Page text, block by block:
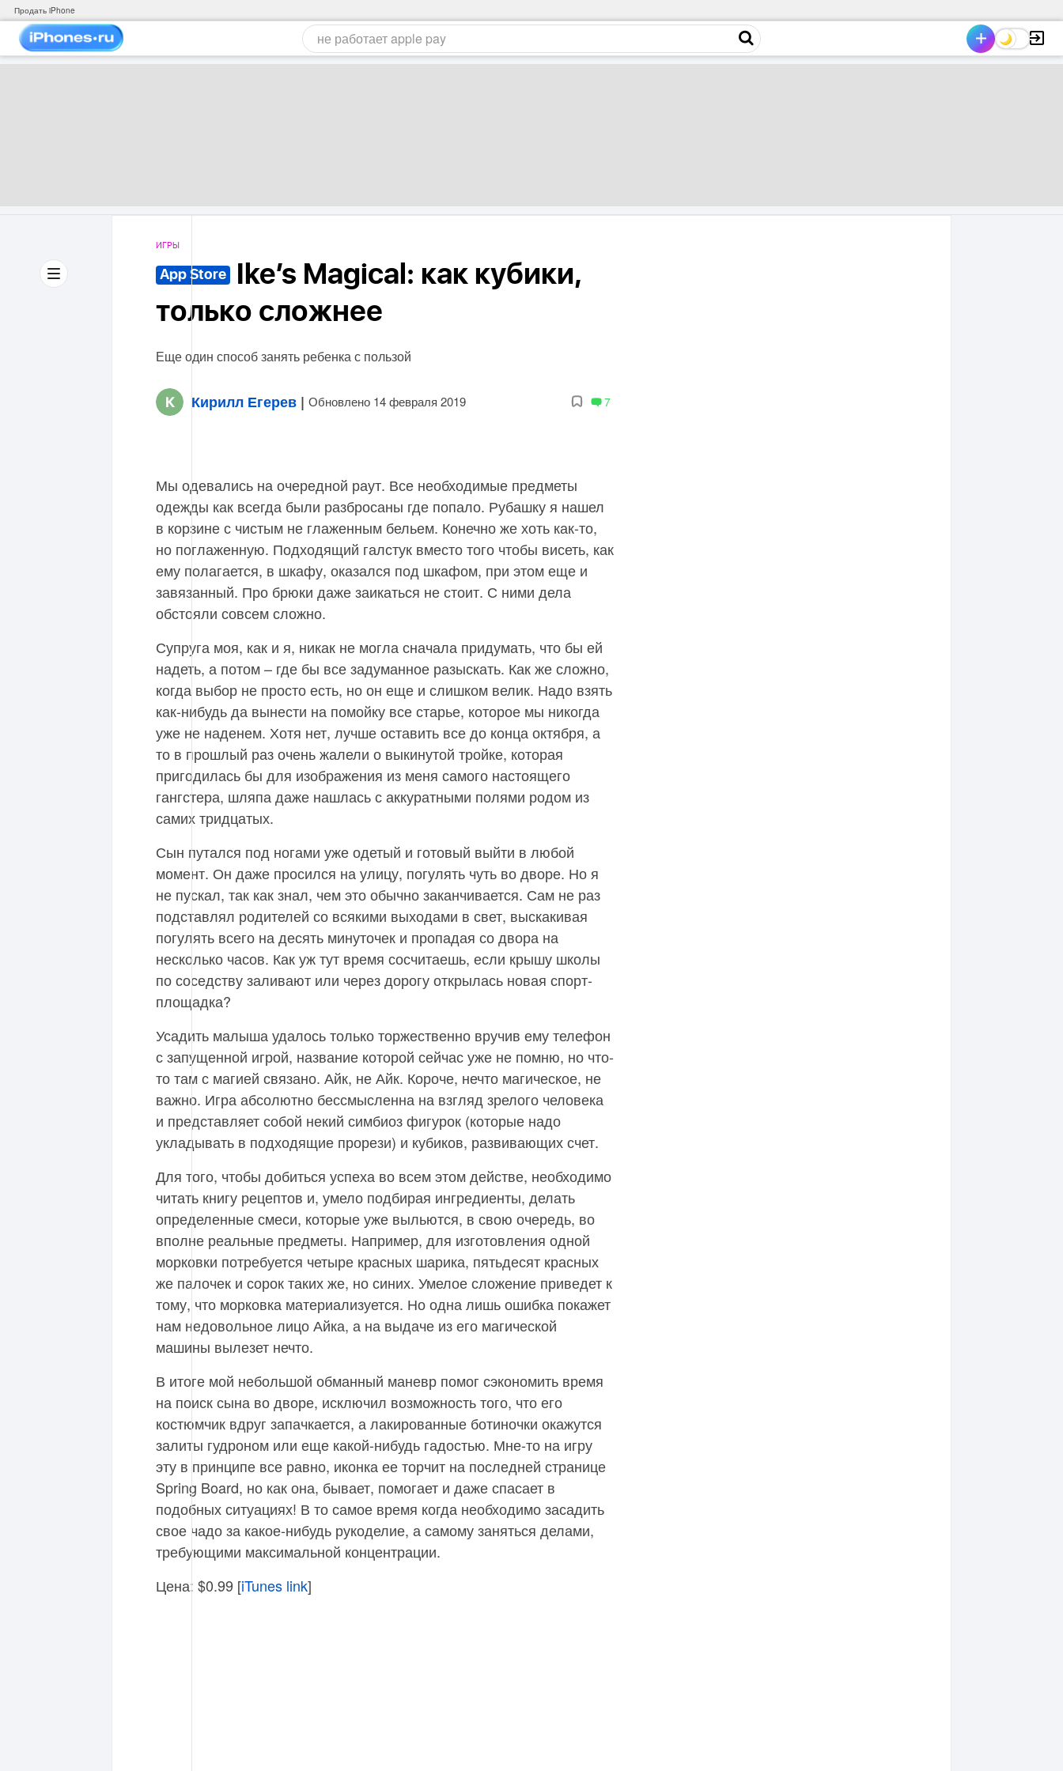
Продать iPhone
ИГРЫ
App Store
Ike’s Magical: как кубики,
только сложнее
Еще один способ занять ребенка с пользой
Кирилл Егерев | Обновлено 14 февраля 2019 7
Мы одевались на очередной раут. Все необходимые предметы
одежды как всегда были разбросаны где попало. Рубашку я нашел
в корзине с чистым не глаженным бельем. Конечно же хоть как-то,
но поглаженную. Подходящий галстук вместо того чтобы висеть, как
ему полагается, в шкафу, оказался под шкафом, при этом еще и
завязанный. Про брюки даже заикаться не стоит. С ними дела
обстояли совсем сложно.
Супруга моя, как и я, никак не могла сначала придумать, что бы ей
надеть, а потом – где бы все задуманное разыскать. Как же сложно,
когда выбор не просто есть, но он еще и слишком велик. Надо взять
как-нибудь да вынести на помойку все старье, которое мы никогда
уже не наденем. Хотя нет, лучше оставить все до конца октября, а
то в прошлый раз очень жалели о выкинутой тройке, которая
пригодилась бы для изображения из меня самого настоящего
гангстера, шляпа даже нашлась с аккуратными полями родом из
самих тридцатых.
Сын путался под ногами уже одетый и готовый выйти в любой
момент. Он даже просился на улицу, погулять чуть во дворе. Но я
не пускал, так как знал, чем это обычно заканчивается. Сам не раз
подставлял родителей со всякими выходами в свет, выскакивая
погулять всего на десять минуточек и пропадая со двора на
несколько часов. Как уж тут время сосчитаешь, если крышу школы
по соседству заливают или через дорогу открылась новая спорт-
площадка?
Усадить малыша удалось только торжественно вручив ему телефон
с запущенной игрой, название которой сейчас уже не помню, но что-
то там с магией связано. Айк, не Айк. Короче, нечто магическое, не
важно. Игра абсолютно бессмысленна на взгляд зрелого человека
и представляет собой некий симбиоз фигурок (которые надо
укладывать в подходящие прорези) и кубиков, развивающих счет.
Для того, чтобы добиться успеха во всем этом действе, необходимо
читать книгу рецептов и, умело подбирая ингредиенты, делать
определенные смеси, которые уже выльются, в свою очередь, во
вполне реальные предметы. Например, для изготовления одной
морковки потребуется четыре красных шарика, пятьдесят красных
же палочек и сорок таких же, но синих. Умелое сложение приведет к
тому, что морковка материализуется. Но одна лишь ошибка покажет
нам недовольное лицо Айка, а на выдаче из его магической
машины вылезет нечто.
В итоге мой небольшой обманный маневр помог сэкономить время
на поиск сына во дворе, исключил возможность того, что его
костюмчик вдруг запачкается, а лакированные ботиночки окажутся
залиты гудроном или еще какой-нибудь гадостью. Мне-то на игру
эту в принципе все равно, иконка ее торчит на последней странице
Spring Board, но как она, бывает, помогает и даже спасает в
подобных ситуациях! В то самое время когда необходимо засадить
свое чадо за какое-нибудь рукоделие, а самому заняться делами,
требующими максимальной концентрации.
Цена: $0.99 [iTunes link]